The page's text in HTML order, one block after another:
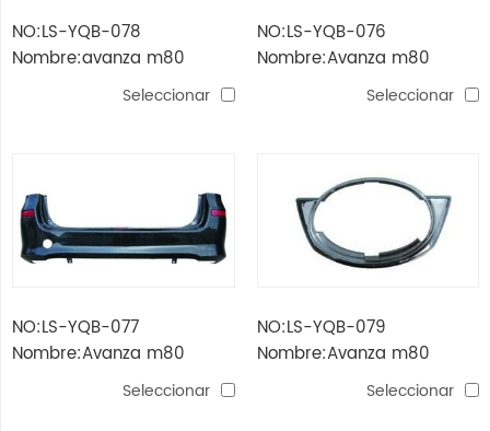
NO:LS-YQB-078
Nombre:avanza m80
(xenia) '07 parrillaSeleccionar
NO:LS-YQB-076
Nombre:Avanza m80
(xenia) '07 parachoques
Seleccionar
NO:LS-YQB-077
Nombre:Avanza m80
(xenia) '07 parachoques
Seleccionar
NO:LS-YQB-079
Nombre:Avanza m80
(xenia) '07 logo funda
Seleccionar